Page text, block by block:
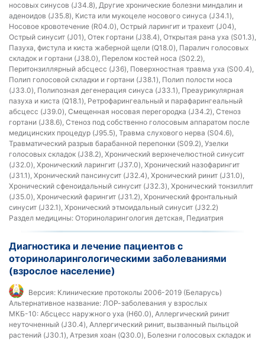
носовых синусов (J34.8), Другие хронические болезни миндалин и
аденоидов (J35.8), Киста или мукоцеле носового синуса (J34.1),
Носовое кровотечение (R04.0), Острый ларингит и трахеит (J04),
Острый синусит (J01), Отек гортани (J38.4), Открытая рана уха (S01.3),
Пазуха, фистула и киста жаберной щели (Q18.0), Паралич голосовых
складок и гортани (J38.0), Перелом костей носа (S02.2),
Перитонзиллярный абсцесс (J36), Поверхностная травма уха (S00.4),
Полип голосовой складки и гортани (J38.1), Полип полости носа
(J33.0), Полипозная дегенерация синуса (J33.1), Преаурикулярная
пазуха и киста (Q18.1), Ретрофарингеальный и парафарингеальный
абсцесс (J39.0), Смещенная носовая перегородка (J34.2), Стеноз
гортани (J38.6), Стеноз под собственно голосовым аппаратом после
медицинских процедур (J95.5), Травма слухового нерва (S04.6),
Травматический разрыв барабанной перепонки (S09.2), Узелки
голосовых складок (J38.2), Хронический верхнечелюстной синусит
(J32.0), Хронический ларингит (J37.0), Хронический назофарингит
(J31.1), Хронический пансинусит (J32.4), Хронический ринит (J31.0),
Хронический сфеноидальный синусит (J32.3), Хронический тонзиллит
(J35.0), Хронический фарингит (J31.2), Хронический фронтальный
синусит (J32.1), Хронический этмоидальный синусит (J32.2)
Раздел медицины: Оториноларингология детская, Педиатрия
Диагностика и лечение пациентов с
оториноларингологическими заболеваниями
(взрослое население)
Версия: Клинические протоколы 2006-2019 (Беларусь)
Альтернативное название: ЛОР-заболевания у взрослых
МКБ-10: Абсцесс наружного уха (H60.0), Аллергический ринит
неуточненный (J30.4), Аллергический ринит, вызванный пыльцой
растений (J30.1), Атрезия хоан (Q30.0), Болезни голосовых складок и